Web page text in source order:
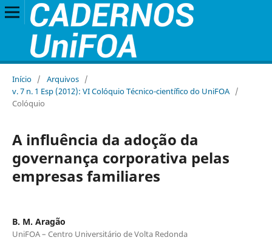
Início / Arquivos /
v. 7 n. 1 Esp (2012): VI Colóquio Técnico-científico do UniFOA /
Colóquio
A influência da adoção da
governança corporativa pelas
empresas familiares
B. M. Aragão
UniFOA – Centro Universitário de Volta Redonda